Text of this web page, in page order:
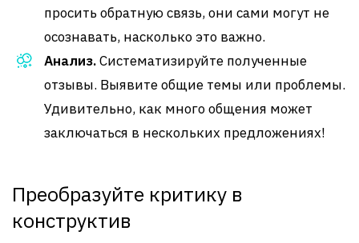
просить обратную связь, они сами могут не
осознавать, насколько это важно.
Анализ.Систематизируйте полученные
отзывы. Выявите общие темы или проблемы.
Удивительно, как много общения может
заключаться в нескольких предложениях!
Преобразуйте критику в
конструктив